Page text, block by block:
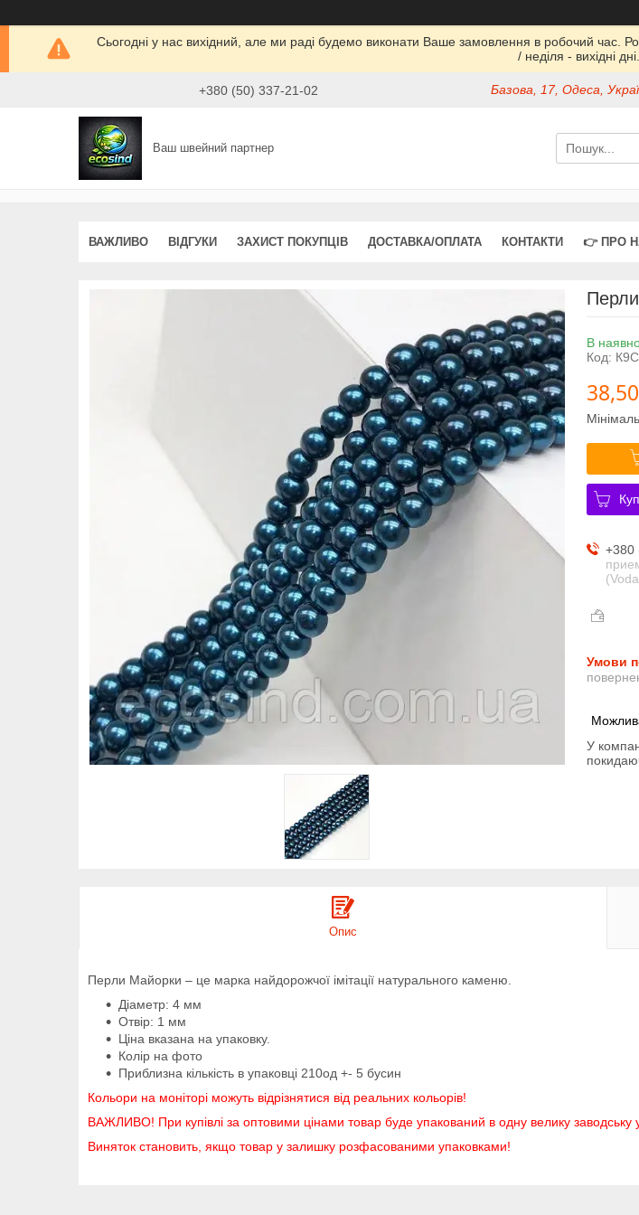
Сьогодні у нас вихідний, але ми раді будемо виконати Ваше замовлення в робочий час.
/ неділя - вихідні
+380 (50) 337-21-02 Базова, 17, Одеса,
Ваш швейний партнер
ВАЖЛИВО ВІДГУКИ ЗАХИСТ ПОКУПЦІВ ДОСТАВКА/ОПЛАТА КОНТАКТИ 👉 ПРО
В
Код:
+380
У
Опис
Перли Майорки – це марка найдорожчої імітації натурального каменю.
Діаметр: 4 мм
Отвір: 1 мм
Ціна вказана на упаковку.
Колір на фото
Приблизна кількість в упаковці 210од +- 5 бусин
Кольори на моніторі можуть відрізнятися від реальних кольорів!
ВАЖЛИВО! При купівлі за оптовими цінами товар буде упакований в одну велику заводську
Виняток становить, якщо товар у залишку розфасованими упаковками!